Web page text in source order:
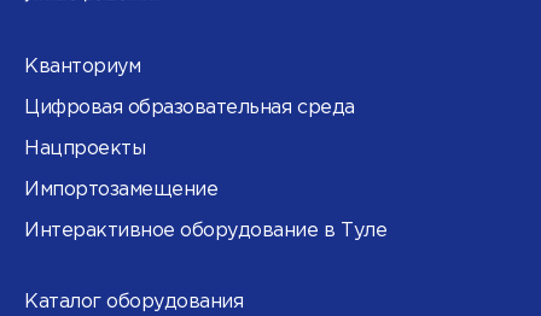
Кванториум
Цифровая образовательная среда
Нацпроекты
Импортозамещение
Интерактивное оборудование в Туле
Каталог оборудования